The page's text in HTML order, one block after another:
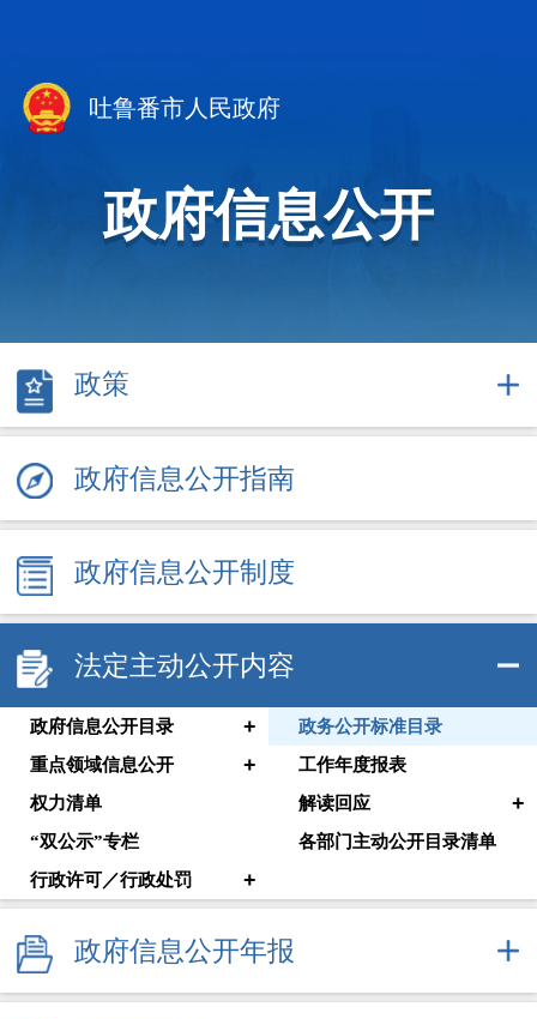
吐鲁番市人民政府
政府信息公开
政策
政府信息公开指南
政府信息公开制度
法定主动公开内容
政府信息公开目录 +
政务公开标准目录
重点领域信息公开
+
工作年度报表
权力清单
解读回应 +
“双公示”专栏
各部门主动公开目录清单
行政许可／行政处罚
+
政府信息公开年报